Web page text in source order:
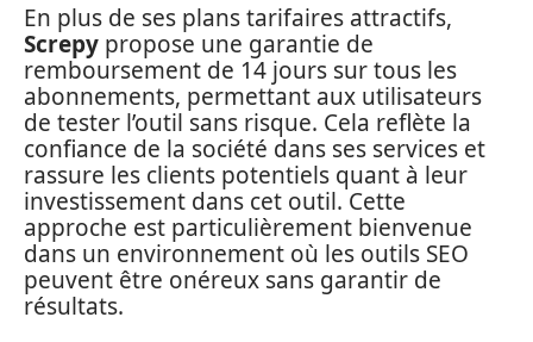
En plus de ses plans tarifaires attractifs,
Screpy propose une garantie de
remboursement de 14 jours sur tous les
abonnements, permettant aux utilisateurs
de tester l’outil sans risque. Cela reflète la
confiance de la société dans ses services et
rassure les clients potentiels quant à leur
investissement dans cet outil. Cette
approche est particulièrement bienvenue
dans un environnement où les outils SEO
peuvent être onéreux sans garantir de
résultats.